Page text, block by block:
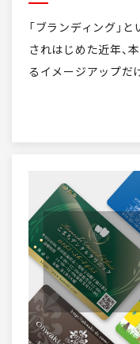
「ブランディング」
されはじめた近年、
るイメージアップだ